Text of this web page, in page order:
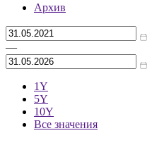
Архив
—
1Y
5Y
10Y
Все значения